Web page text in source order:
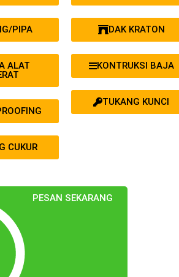
PIPA
ALAT
CUKUR
DAK KRATON
KONTRUKSI BAJA
TUKANG KUNCI
PESAN SEKARANG